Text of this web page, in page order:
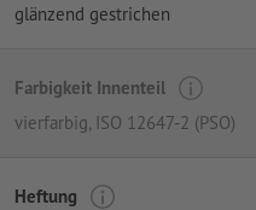
glänzend gestrichen
Farbigkeit Innenteil
vierfarbig, ISO 12647-2 (PSO)
Heftung